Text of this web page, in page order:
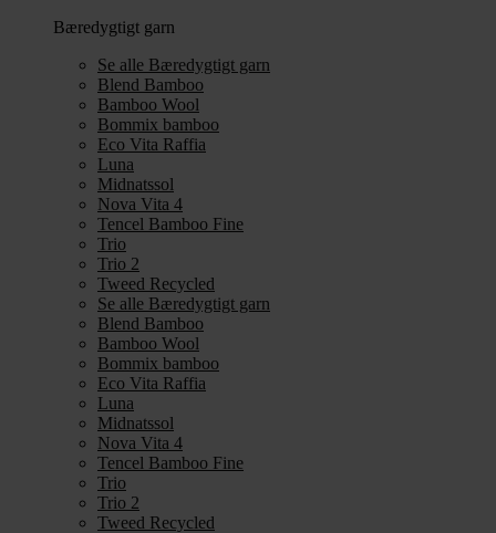
Bæredygtigt garn
Se alle Bæredygtigt garn
Blend Bamboo
Bamboo Wool
Bommix bamboo
Eco Vita Raffia
Luna
Midnatssol
Nova Vita 4
Tencel Bamboo Fine
Trio
Trio 2
Tweed Recycled
Se alle Bæredygtigt garn
Blend Bamboo
Bamboo Wool
Bommix bamboo
Eco Vita Raffia
Luna
Midnatssol
Nova Vita 4
Tencel Bamboo Fine
Trio
Trio 2
Tweed Recycled